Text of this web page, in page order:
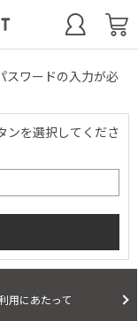
スワードの入力が必
ンを選択してくださ
用にあたって